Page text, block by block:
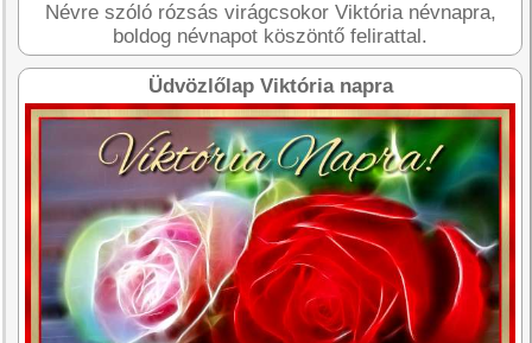
Névre szóló rózsás virágcsokor Viktória névnapra,
boldog névnapot köszöntő felirattal.
Üdvözlőlap Viktória napra